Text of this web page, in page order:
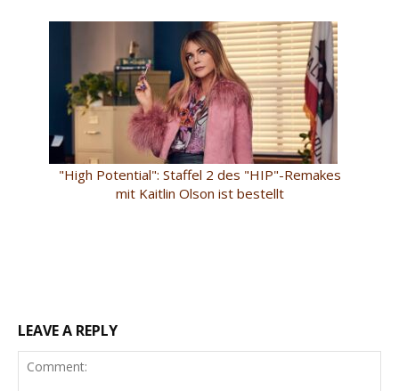
"High Potential": Staffel 2 des "HIP"-Remakes
mit Kaitlin Olson ist bestellt
LEAVE A REPLY